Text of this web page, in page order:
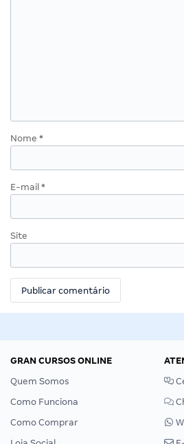
Nome *
E-mail *
Site
GRAN CURSOS ONLINE
Quem Somos
Como Funciona
Como Comprar